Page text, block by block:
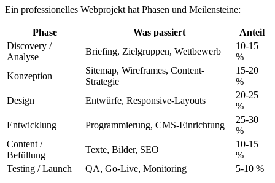
Ein professionelles Webprojekt hat Phasen und Meilensteine:
Phase Was passiert
Anteil
Discovery /
Analyse
Briefing, Zielgruppen, Wettbewerb
10-15
%
Konzeption
Sitemap, Wireframes, Content-
Strategie
15-20
%
Design
Entwürfe, Responsive-Layouts
20-25
%
Entwicklung
Programmierung, CMS-Einrichtung
25-30
%
Content /
Befüllung
Texte, Bilder, SEO
10-15
%
Testing / Launch
QA, Go-Live, Monitoring 5-10 %